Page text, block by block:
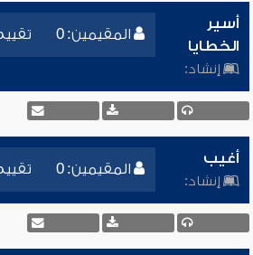
المقيمين: 0
أسير
الخطايا
إنشاد:
المقيمين: 0
أغيب
إنشاد: